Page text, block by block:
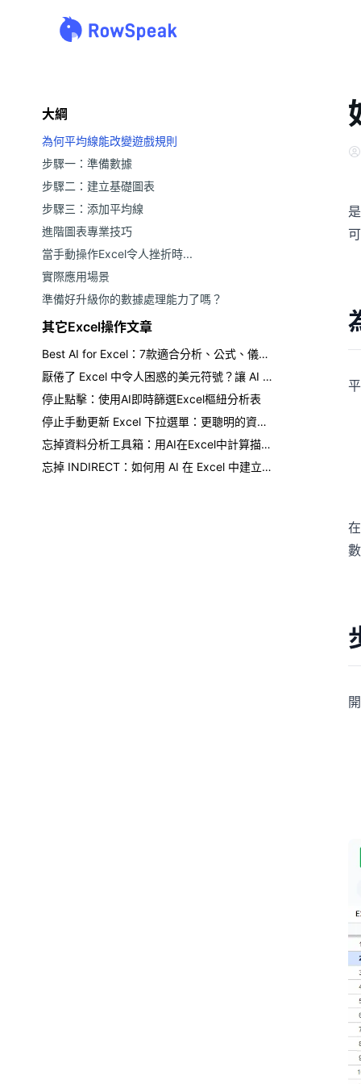
大綱
為何平均線能改變遊戲規則
步驟一：準備數據
步驟二：建立基礎圖表
步驟三：添加平均線
進階圖表專業技巧
當手動操作Excel令人挫折時...
實際應用場景
準備好升級你的數據處理能力了嗎？
其它Excel操作文章
Best AI for Excel：7款適合分析、公式、儀表板與報告的工具
厭倦了 Excel 中令人困惑的美元符號？讓 AI 為您處理混合參照
停止點擊：使用AI即時篩選Excel樞紐分析表
停止手動更新 Excel 下拉選單：更聰明的資料查詢方法
忘掉資料分析工具箱：用AI在Excel中計算描述性統計
忘掉 INDIRECT：如何用 AI 在 Excel 中建立相依下拉式清單